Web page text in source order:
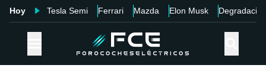
Hoy Tesla Semi Ferrari Mazda Elon Musk Degradación